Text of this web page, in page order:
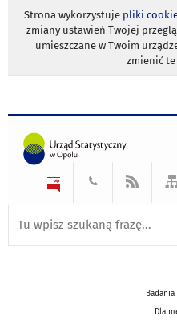
Strona wykorzystuje pliki
zmiany ustawień Twojej
umieszczane w Twoim
zmienić
Dla